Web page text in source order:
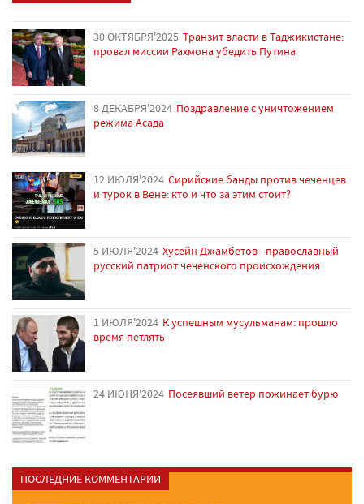
30 ОКТЯБРЯ'2025 Транзит власти в Таджикистане:
провал миссии Рахмона убедить Путина
8 ДЕКАБРЯ'2024 Поздравление с уничтожением
режима Асада
12 ИЮЛЯ'2024 Сирийские банды против чеченцев
и турок в Вене: кто и что за этим стоит?
5 ИЮЛЯ'2024 Хусейн Джамбетов - православный
русский патриот чеченского происхождения
1 ИЮЛЯ'2024 К успешным мусульманам: прошло
время петлять
24 ИЮНЯ'2024 Посеявший ветер пожинает бурю
ПОСЛЕДНИЕ КОММЕНТАРИИ